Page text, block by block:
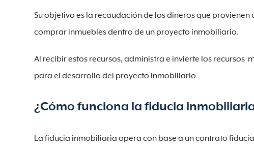
Su objetivo es la recaudación de los dineros que
comprar inmuebles dentro de un proyecto inmobiliario.
Al recibir estos recursos, administra e invierte los recursos
para el desarrollo del proyecto inmobiliario
¿Cómo funciona la fiducia
La fiducia inmobiliaria opera con base a un contrato